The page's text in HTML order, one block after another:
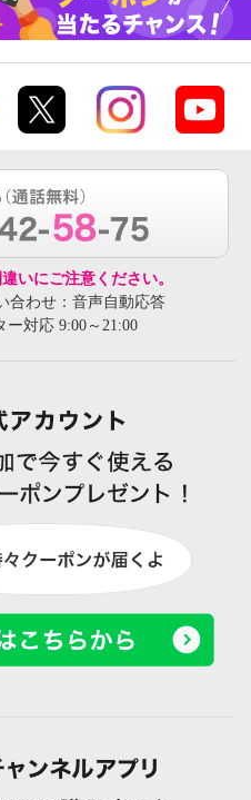
いにご注意ください。
合わせ：音声自動応答
ー対応 9:00～21:00